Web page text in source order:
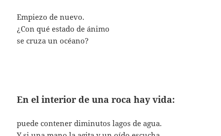
Empiezo de nuevo.
¿Con qué estado de ánimo
se cruza un océano?
En el interior de una roca hay vida:
puede contener diminutos lagos de agua.